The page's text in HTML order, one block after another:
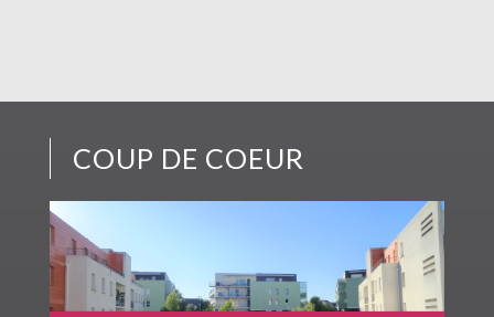
COUP DE COEUR